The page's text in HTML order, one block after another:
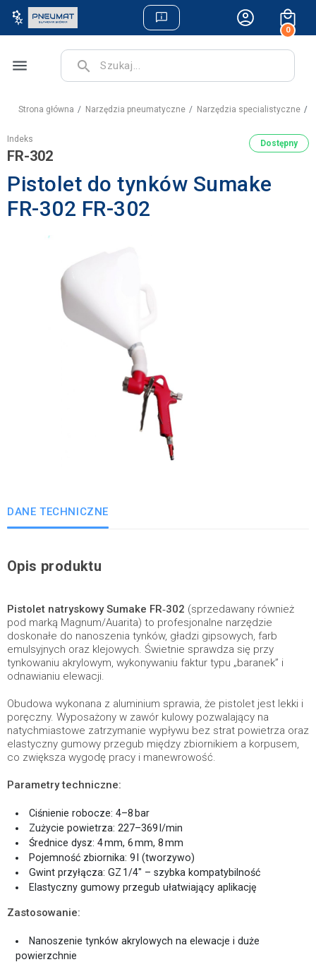
0
menu search
Strona główna Narzędzia pneumatyczne Narzędzia specialistyczne
Indeks
FR-302
Dostępny
Pistolet do tynków Sumake
FR-302 FR-302
DANE TECHNICZNE
Opis produktu
Pistolet natryskowy Sumake FR‑302 (sprzedawany również
pod marką Magnum/Auarita) to profesjonalne narzędzie
doskonałe do nanoszenia tynków, gładzi gipsowych, farb
emulsyjnych oraz klejowych. Świetnie sprawdza się przy
tynkowaniu akrylowym, wykonywaniu faktur typu „baranek” i
odnawianiu elewacji.
Obudowa wykonana z aluminium sprawia, że pistolet jest lekki i
poręczny. Wyposażony w zawór kulowy pozwalający na
natychmiastowe zatrzymanie wypływu bez strat powietrza oraz
elastyczny gumowy przegub między zbiornikiem a korpusem,
co zwiększa wygodę pracy i manewrowość.
Parametry techniczne:
Ciśnienie robocze: 4–8 bar
Zużycie powietrza: 227–369 l/min
Średnice dysz: 4 mm, 6 mm, 8 mm
Pojemność zbiornika: 9 l (tworzywo)
Gwint przyłącza: GZ 1/4″ – szybka kompatybilność
Elastyczny gumowy przegub ułatwiający aplikację
Zastosowanie:
Nanoszenie tynków akrylowych na elewacje i duże
powierzchnie